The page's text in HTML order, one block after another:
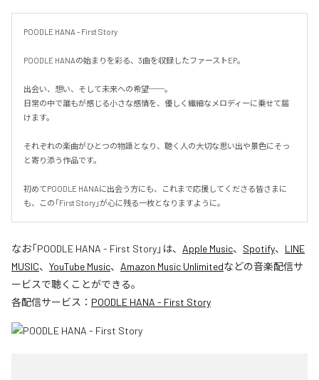
POODLE HANA - First Story
POODLE HANAの始まりを彩る、3曲を収録したファーストEP。
出会い、想い、そして未来への希望──。
日常の中で誰もが感じる小さな感情を、優しく繊細なメロディーに乗せて届
けます。
それぞれの楽曲がひとつの物語となり、聴く人の大切な思い出や景色にそっ
と寄り添う作品です。
初めてPOODLE HANAに出会う方にも、これまで応援してくださる皆さまに
も、この「First Story」が心に残る一枚となりますように。
なお「POODLE HANA - First Story」は、 Apple Music、 Spotify、 LINE
MUSIC、 YouTube Music、 Amazon Music Unlimitedなどの音楽配信サ
ービスで聴くことができる。
各配信サービス： POODLE HANA - First Story